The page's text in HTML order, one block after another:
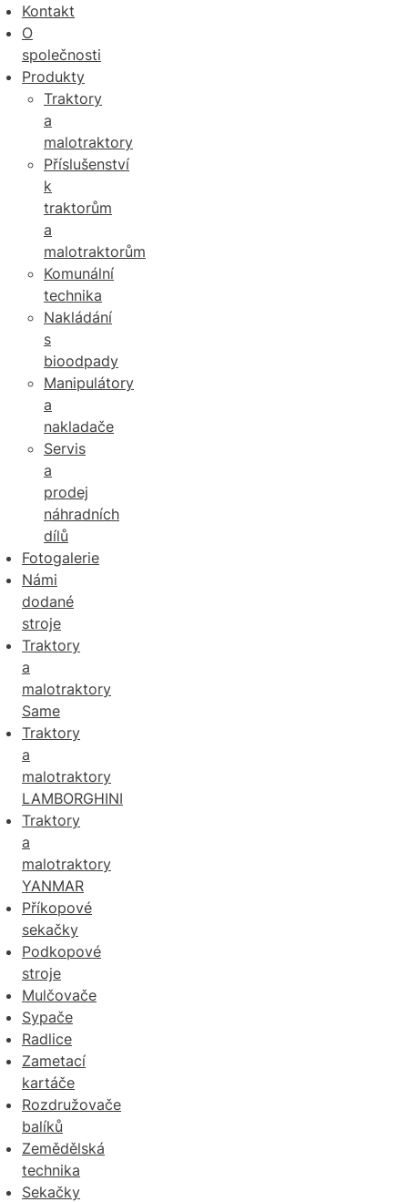
Kontakt
O
společnosti
Produkty
Traktory
a
malotraktory
Příslušenství
k
traktorům
a
malotraktorům
Komunální
technika
Nakládání
s
bioodpady
Manipulátory
a
nakladače
Servis
a
prodej
náhradních
dílů
Fotogalerie
Námi
dodané
stroje
Traktory
a
malotraktory
Same
Traktory
a
malotraktory
LAMBORGHINI
Traktory
a
malotraktory
YANMAR
Příkopové
sekačky
Podkopové
stroje
Mulčovače
Sypače
Radlice
Zametací
kartáče
Rozdružovače
balíků
Zemědělská
technika
Sekačky